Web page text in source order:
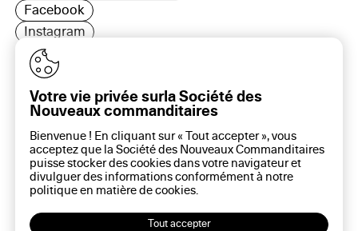
Facebook
Instagram
LinkedIn
16 rue Rambuteau, 75003 Paris
Plan du site
Aide sur ce site
Gestion des cookies
Politique des cookies
Politique de confidentialité
Mentions légales
Votre vie privée surla Société des
Nouveaux commanditaires
Bienvenue ! En cliquant sur « Tout accepter », vous
acceptez que la Société des Nouveaux Commanditaires
puisse stocker des cookies dans votre navigateur et
divulguer des informations conformément à notre
politique en matière decookies.
Tout accepter